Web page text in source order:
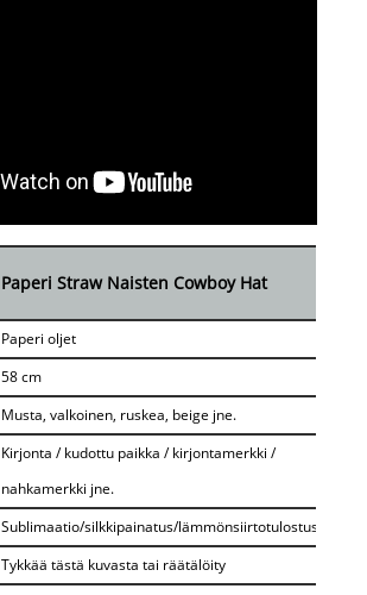
Paperi Straw Naisten Cowboy Hat
Paperi oljet
58 cm
Musta, valkoinen, ruskea, beige jne.
Kirjonta / kudottu paikka / kirjontamerkki /
nahkamerkki jne.
Sublimaatio/silkkipainatus/lämmönsiirtotulostus
Tykkää tästä kuvasta tai räätälöity